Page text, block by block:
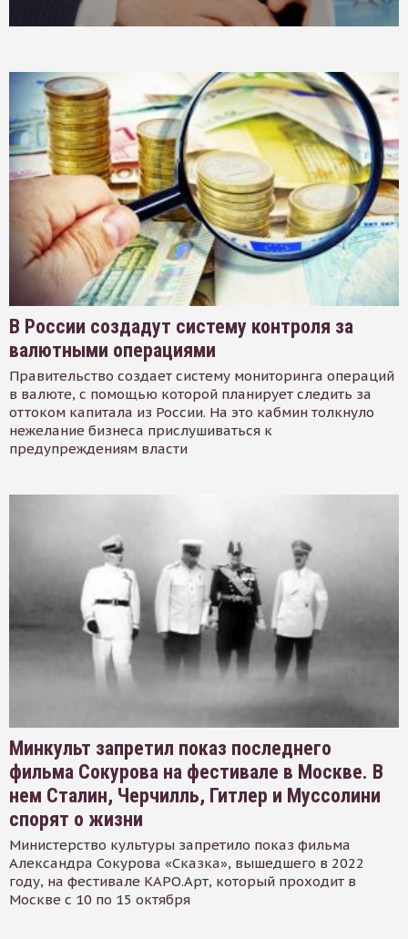
В России создадут систему контроля за
валютными операциями
Правительство создает систему мониторинга операций
в валюте, с помощью которой планирует следить за
оттоком капитала из России. На это кабмин толкнуло
нежелание бизнеса прислушиваться к
предупреждениям власти
Минкульт запретил показ последнего
фильма Сокурова на фестивале в Москве. В
нем Сталин, Черчилль, Гитлер и Муссолини
спорят о жизни
Министерство культуры запретило показ фильма
Александра Сокурова «Сказка», вышедшего в 2022
году, на фестивале КАРО.Арт, который проходит в
Москве с 10 по 15 октября